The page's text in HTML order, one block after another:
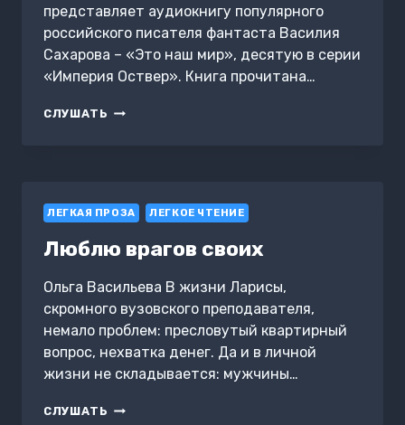
представляет аудиокнигу популярного
российского писателя фантаста Василия
Сахарова – «Это наш мир», десятую в серии
«Империя Оствер». Книга прочитана…
СЛУШАТЬ ЭТО
ЛЕГКАЯ ПРОЗА ЛЕГКОЕ ЧТЕНИЕ
Люблю врагов своих
Ольга Васильева В жизни Ларисы,
скромного вузовского преподавателя,
немало проблем: пресловутый квартирный
вопрос, нехватка денег. Да и в личной
жизни не складывается: мужчины…
СЛУШАТЬ ЛЮБЛЮ